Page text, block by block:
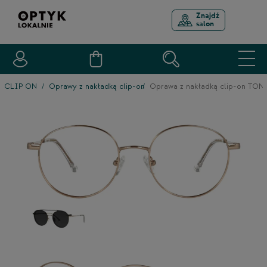
Znajdź
salon
CLIP ON Oprawy z nakładką clip-on Oprawa z nakładką clip-on